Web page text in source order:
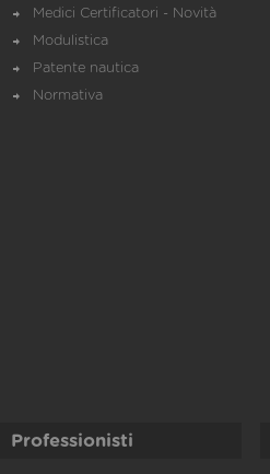
Medici Certificatori - Novità
Modulistica
Patente nautica
Normativa
Professionisti